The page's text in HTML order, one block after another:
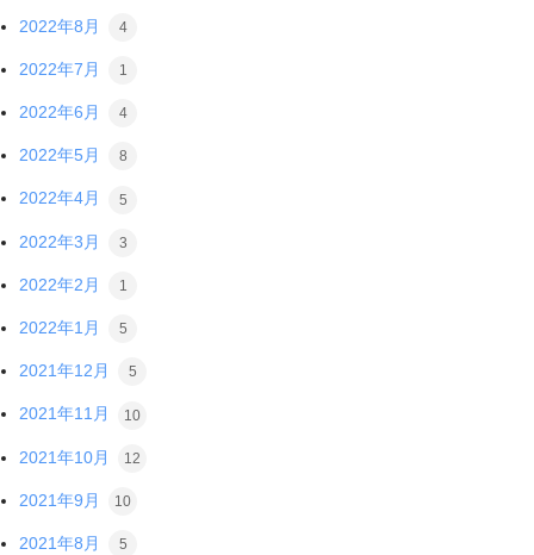
2022年8月 4
2022年7月 1
2022年6月 4
2022年5月 8
2022年4月 5
2022年3月 3
2022年2月 1
2022年1月 5
2021年12月 5
2021年11月 10
2021年10月 12
2021年9月 10
2021年8月 5